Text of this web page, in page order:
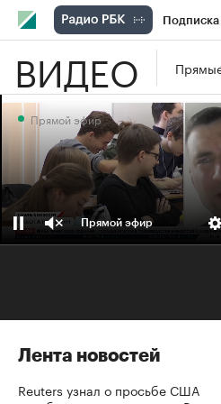
Подписка
РБК
Рынок
ВИДЕО
Прямой эфир
Прямой эфир
Лента новостей
Reuters узнал о просьбе США